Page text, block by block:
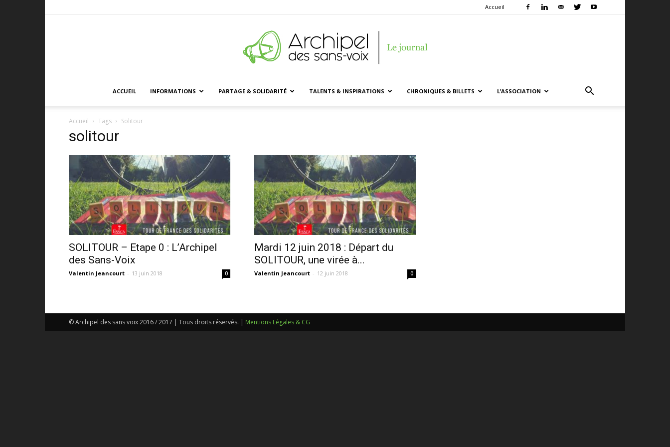
Accueil
des
sans-
ACCUEIL INFORMATIONS PARTAGE & SOLIDARITÉ TALENTS & INSPIRATIONS CHRONIQUES & BILLETS L’ASSOCIATION
Accueil Tags Solitour
solitour
SOLITOUR – Etape 0 : L’Archipel
des Sans-Voix
Valentin Jeancourt - 13 juin 2018 0
Mardi 12 juin 2018 : Départ du
SOLITOUR, une virée à...
Valentin Jeancourt - 12 juin 2018 0
© Archipel des sans voix 2016 / 2017 | Tous droits réservés. | Mentions Légales & CG